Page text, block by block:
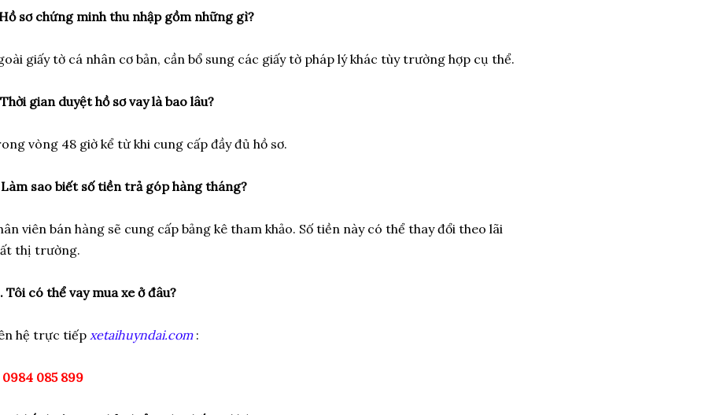
sơ chứng minh thu nhập gồm những gì?
giấy tờ cá nhân cơ bản, cần bổ sung các giấy tờ pháp lý khác tùy trường hợp cụ thể.
gian duyệt hồ sơ vay là bao lâu?
vòng 48 giờ kể từ khi cung cấp đầy đủ hồ sơ.
sao biết số tiền trả góp hàng tháng?
viên bán hàng sẽ cung cấp bảng kê tham khảo. Số tiền này có thể thay đổi theo lãi
thị trường.
Tôi có thể vay mua xe ở đâu?
hệ trực tiếp xetaihuyndai.com:
0984 085 899